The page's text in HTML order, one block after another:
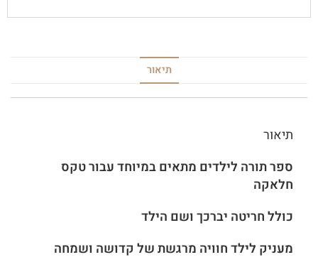
תיאור
תיאור
ספר תורה לילדים מתאים במיוחד עבור טקס
חלאקה
כולל חריטה יברכך ושם הילד
מעניק לילד חוויה מרגשת של קדושה ושמחה